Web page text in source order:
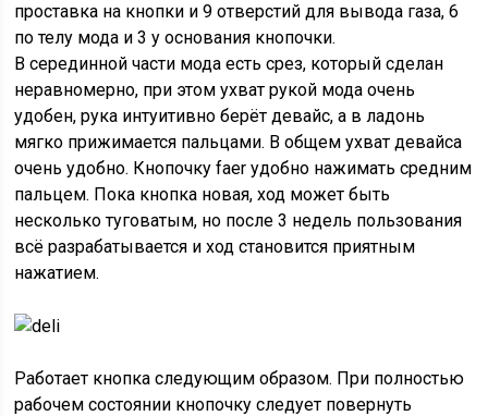
проставка на кнопки и 9 отверстий для вывода газа, 6
по телу мода и 3 у основания кнопочки.
В серединной части мода есть срез, который сделан
неравномерно, при этом ухват рукой мода очень
удобен, рука интуитивно берёт девайс, а в ладонь
мягко прижимается пальцами. В общем ухват девайса
очень удобно. Кнопочку faer удобно нажимать средним
пальцем. Пока кнопка новая, ход может быть
несколько туговатым, но после 3 недель пользования
всё разрабатывается и ход становится приятным
нажатием.
Работает кнопка следующим образом. При полностью
рабочем состоянии кнопочку следует повернуть